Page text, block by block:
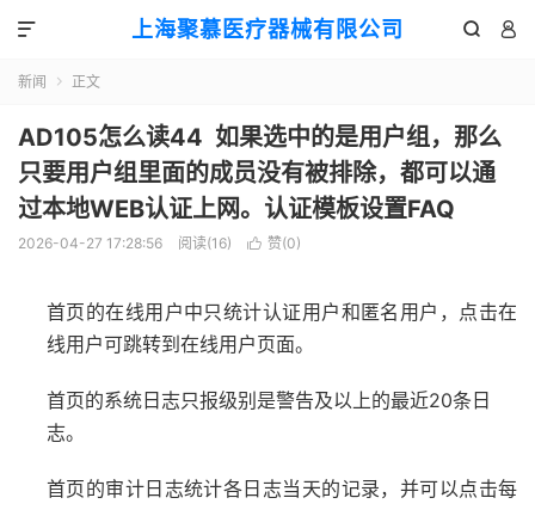
上海聚慕医疗器械有限公司  

新闻  正文
AD105怎么读44 如果选中的是用户组，那么
只要用户组里面的成员没有被排除，都可以通
过本地WEB认证上网。认证模板设置FAQ
2026-04-27 17:28:56 阅读(16)  赞(0)
首页的在线用户中只统计认证用户和匿名用户，点击在
线用户可跳转到在线用户页面。
首页的系统日志只报级别是警告及以上的最近20条日
志。
首页的审计日志统计各日志当天的记录，并可以点击每